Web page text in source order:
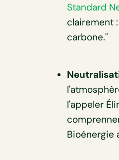
Standard
clairement
carbone."
l'appeler
Bioénergie